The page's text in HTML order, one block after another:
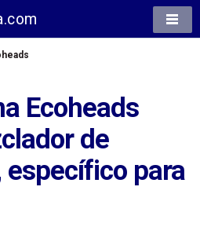
Ecoheads
de
específico para